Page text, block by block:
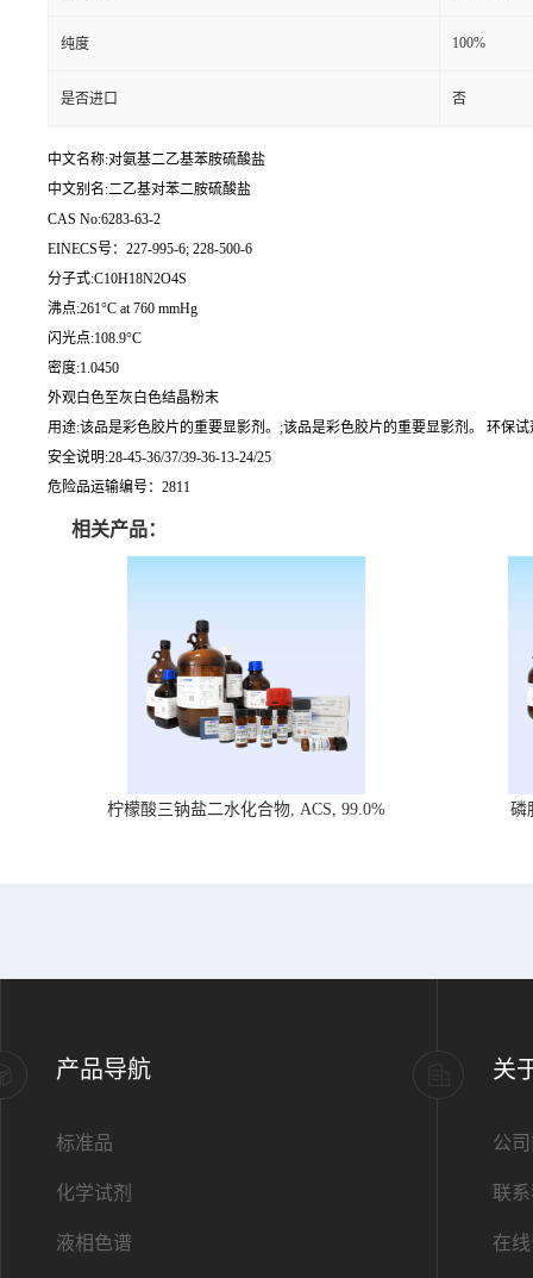
纯度 100%
是否进口 否
中文名称:对氨基二乙基苯胺硫酸盐
中文别名:二乙基对苯二胺硫酸盐
CAS No:6283-63-2
EINECS号：227-995-6; 228-500-6
分子式:C10H18N2O4S
沸点:261°C at 760 mmHg
闪光点:108.9°C
密度:1.0450
外观白色至灰白色结晶粉末
用途:该品是彩色胶片的重要显影剂。;该品是彩色胶片的重要显影剂。 环保试
安全说明:28-45-36/37/39-36-13-24/25
危险品运输编号：2811
相关产品：
柠檬酸三钠盐二水化合物, ACS, 99.0% 磷
产品导航
标准品
化学试剂
液相色谱
关
公
联
在